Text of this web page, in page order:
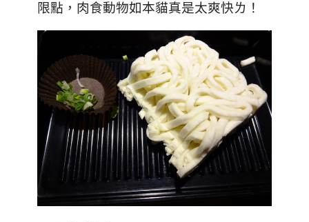
限點，肉食動物如本貓真是太爽快ㄌ！